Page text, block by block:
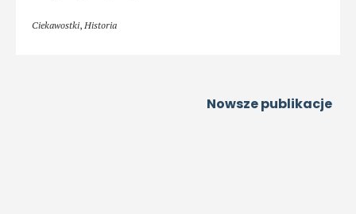
Ciekawostki, Historia
Nowsze publikacje